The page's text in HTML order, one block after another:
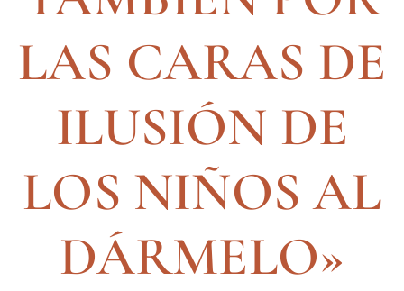
LAS CARAS DE
ILUSIÓN DE
LOS NIÑOS AL
DÁRMELO»